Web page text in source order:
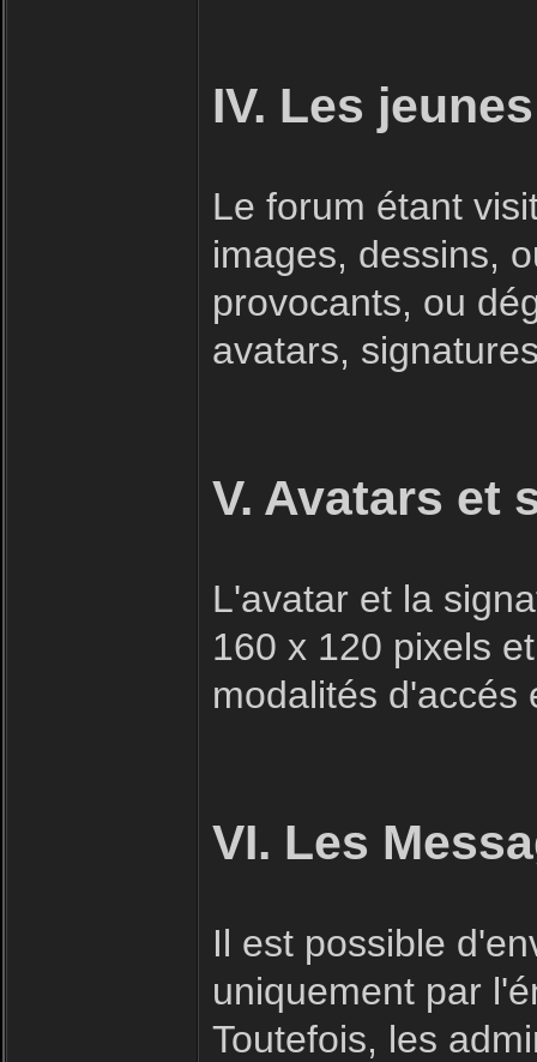
IV. Les jeunes
Le forum étant
images, dessins,
provocants, ou
avatars,
V. Avatars et
L'avatar et la
160 x 120 pixels
modalités d'accés
VI. Les
Il est possible
uniquement par
Toutefois, les